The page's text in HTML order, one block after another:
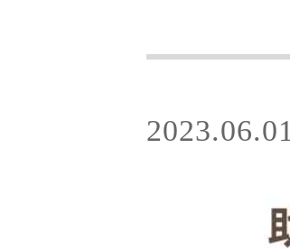
2023.06.01